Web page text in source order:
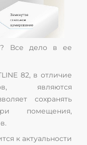
Все дело в ее
82, в отличие
являются
сохранять
помещения,
к актуальности